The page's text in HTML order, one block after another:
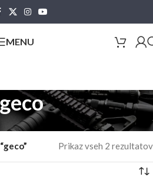
MENU
geco
Prikaz vseh 2 rezultatov